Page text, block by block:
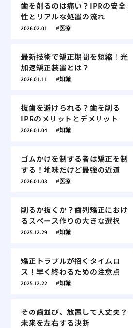
歯を削るのは痛い？IPRの安全
性とリアルな処置の流れ
2026.02.01 医療
最新技術で矯正期間を短縮！光
加速矯正装置とは？
2026.01.11 知識
抜歯を避けられる？歯を削る
IPRのメリットとデメリット
2026.01.04 知識
ゴムかけを制する者は矯正を制
する！地味だけど最強の近道
2026.01.03 医療
削るか抜くか？歯列矯正におけ
るスペース作りの大きな選択
2025.12.29 知識
矯正トラブルが招くタイムロ
ス！早く終わるための注意点
2025.12.22 知識
その歯並び、放置して大丈夫？
未来を左右する決断